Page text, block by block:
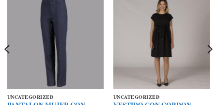
UNCATEGORIZED UNCATEGORIZED